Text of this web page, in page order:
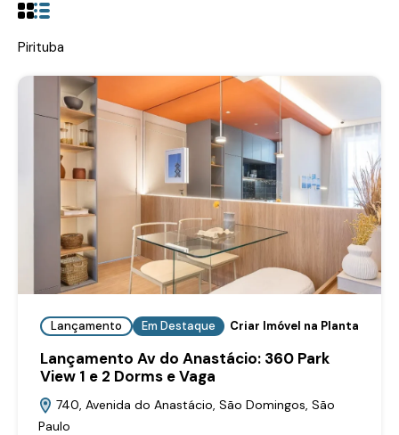
Pirituba
Lançamento Em Destaque Criar Imóvel na Planta
Lançamento Av do Anastácio: 360 Park
View 1 e 2 Dorms e Vaga
740, Avenida do Anastácio, São Domingos, São
Paulo